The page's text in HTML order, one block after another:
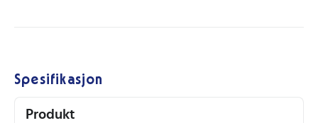
Spesifikasjon
Produkt